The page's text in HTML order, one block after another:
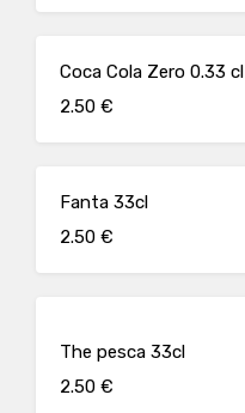
Coca Cola Zero 0.33 cl
2.50 €
Fanta 33cl
2.50 €
The pesca 33cl
2.50 €